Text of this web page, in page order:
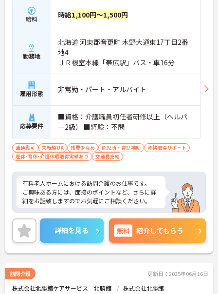
給料 時給1,100円～1,500円
勤務地
北海道 河東郡音更町 木野大通東17丁目2番
地4
ＪＲ根室本線「帯広駅」バス・車16分
雇用形態 非常勤・パート・アルバイト
応募要件
■資格：介護職員初任者研修以上（ヘルパ
ー2級） ■経験：不問
車通勤可 未経験OK 残業少なめ 託児所・育児補助
資格取得サポート
産休･育休･介護休暇取得実績あり
交通費支給
有料老人ホームにおける訪問介護のお仕事です。
ご興味ある方には、面接のポイントなど、さらに詳
細をお話致しますのでお気軽にご相談ください。
詳細を見る 無料 紹介してもらう
訪問介護 更新日：2025年06月16日
株式会社北勝館ケアサービス 北勝館 株式会社北勝館